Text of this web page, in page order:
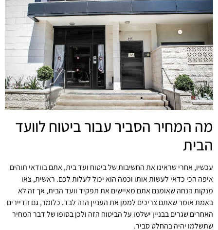
מה המחיר הסביר עבור ביטוח לוועד
הבית
עכשיו, אחרי שראינו את החשיבות של ביטוח ועד בית, אתם בוודאי תוהים
איפה הכי כדאי לעשות אותו וכמה הוא יכול לעלות לכם. ראשית, צאו
מנקות הנחה שאומנם אתם מאיישים את תפקיד וועד הבית, אך זה לא
באמת אומר שאתם צריכים לממן את העניין הזה לבד. כלומר, גם הדיירים
האחרים שגרים בבניין ישלמו על הביטוח הזה ולכן בסופו של דבר המחיר
שתשלמו יהיה בהחלט סביר.